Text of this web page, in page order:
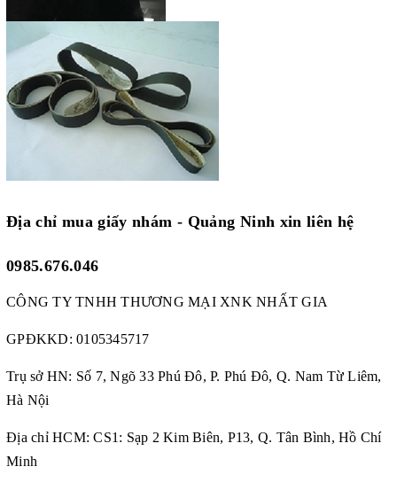
Địa chỉ mua giấy nhám - Quảng Ninh xin liên hệ
0985.676.046
CÔNG TY TNHH THƯƠNG MẠI XNK NHẤT GIA
GPĐKKD: 0105345717
Trụ sở HN: Số 7, Ngõ 33 Phú Đô, P. Phú Đô, Q. Nam Từ Liêm,
Hà Nội
Địa chỉ HCM: CS1: Sạp 2 Kim Biên, P13, Q. Tân Bình, Hồ Chí
Minh